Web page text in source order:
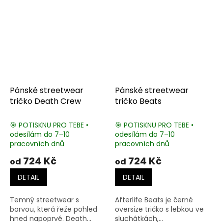
Pánské streetwear
tričko Death Crew
🎯 POTISKNU PRO TEBE •
odesílám do 7–10
pracovních dnů
od 724 Kč
DETAIL
Temný streetwear s
barvou, která řeže pohled
hned napoprvé. Death...
Pánské streetwear
tričko Beats
🎯 POTISKNU PRO TEBE •
odesílám do 7–10
pracovních dnů
od 724 Kč
DETAIL
Afterlife Beats je černé
oversize tričko s lebkou ve
sluchátkách,...